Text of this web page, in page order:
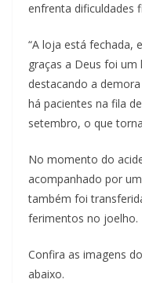
enfrenta dificuldades
“A loja está fechada,
graças a Deus foi um
destacando a
há pacientes na fila
setembro, o que
No momento do
acompanhado por
também foi
ferimentos no joelho.
Confira as imagens
abaixo.